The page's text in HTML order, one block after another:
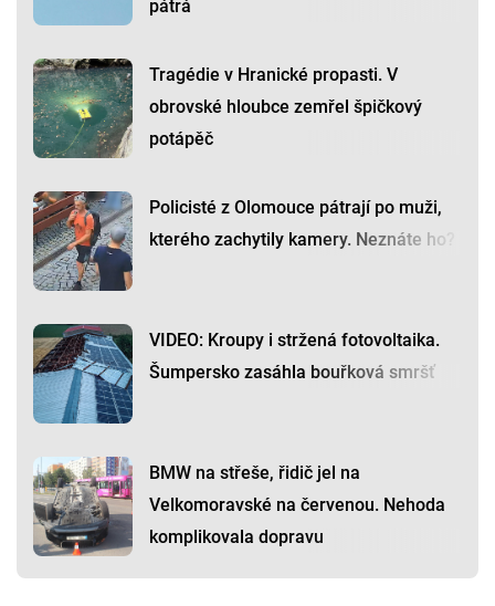
pátrá
Tragédie v Hranické propasti. V
obrovské hloubce zemřel špičkový
potápěč
Policisté z Olomouce pátrají po muži,
kterého zachytily kamery. Neznáte ho?
VIDEO: Kroupy i stržená fotovoltaika.
Šumpersko zasáhla bouřková smršť
BMW na střeše, řidič jel na
Velkomoravské na červenou. Nehoda
komplikovala dopravu